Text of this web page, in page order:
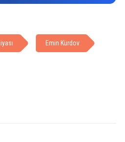
Emin Kürdov